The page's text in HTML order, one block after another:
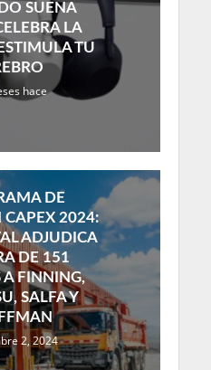
SUENA
LA
TU
hace
DE
CAPEX 2024:
ADJUDICA
DE 151
A FINNING,
SALFA Y
2, 2024